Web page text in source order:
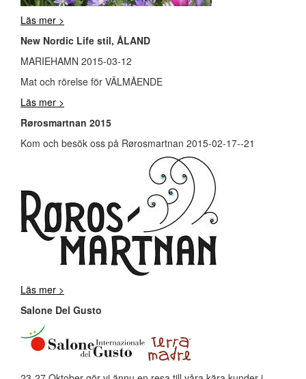
Läs mer >
New Nordic Life stil, ÅLAND
MARIEHAMN 2015-03-12
Mat och rörelse för VÄLMÅENDE
Läs mer >
Rørosmartnan 2015
Kom och besök oss på Rørosmartnan 2015-02-17--21
Läs mer >
Salone Del Gusto